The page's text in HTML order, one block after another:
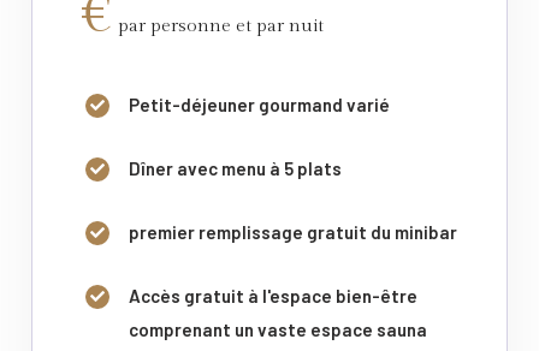
€ par personne et par nuit
Petit-déjeuner gourmand varié
Dîner avec menu à 5 plats
premier remplissage gratuit du minibar
Accès gratuit à l'espace bien-être
comprenant un vaste espace sauna